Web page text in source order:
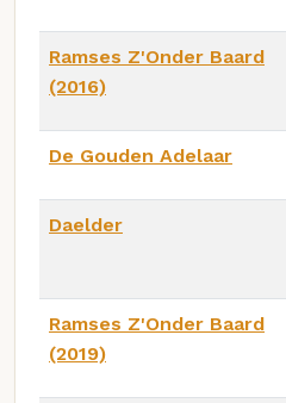
Ramses Z'Onder Baard
(2016)
De Gouden Adelaar
Daelder
Ramses Z'Onder Baard
(2019)